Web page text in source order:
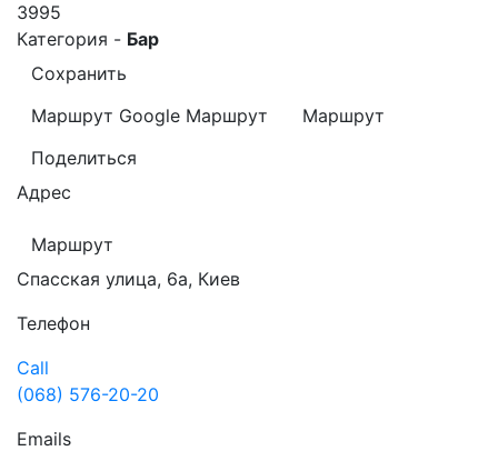
3995
Категория - Бар
Сохранить
Маршрут Google Маршрут
Маршрут
Поделиться
Адрес
Маршрут
Спасская улица, 6а, Киев
Телефон
Call
(068) 576-20-20
Emails